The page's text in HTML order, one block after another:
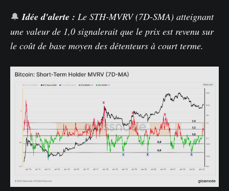
🔔Idée d'alerte : Le STH-MVRV (7D-SMA) atteignant
une valeur de 1,0 signalerait que le prix est revenu sur
le coût de base moyen des détenteurs à court terme.